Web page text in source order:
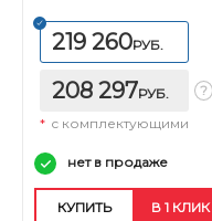
219 260РУБ.
208 297РУБ.
* с комплектующими
нет в продаже
КУПИТЬ В 1 КЛИК